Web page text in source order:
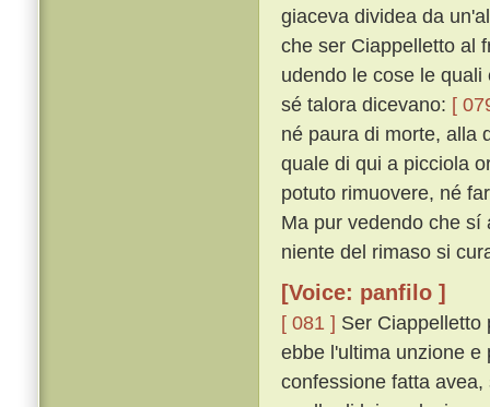
giaceva dividea da
che ser Ciappelletto al
udendo le cose le
sé talora dicevano: [
né paura di morte, alla
quale di qui a picciola
potuto rimuovere, né
Ma pur vedendo che sí
niente del rimaso si
[Voice: panfilo ]
[ 081 ] Ser Ciappelletto
ebbe l'ultima unzione
confessione fatta